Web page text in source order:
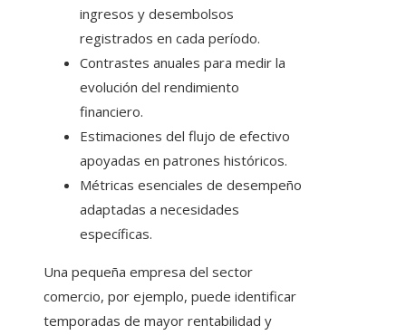
ingresos y desembolsos
registrados en cada período.
Contrastes anuales para medir la
evolución del rendimiento
financiero.
Estimaciones del flujo de efectivo
apoyadas en patrones históricos.
Métricas esenciales de desempeño
adaptadas a necesidades
específicas.
Una pequeña empresa del sector
comercio, por ejemplo, puede identificar
temporadas de mayor rentabilidad y